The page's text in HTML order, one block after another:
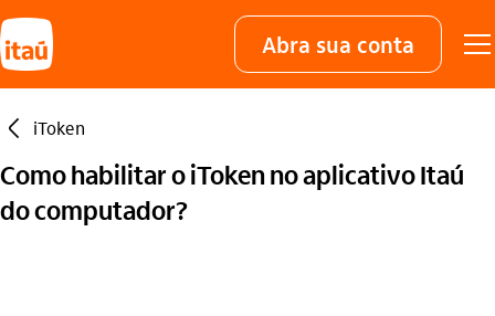
Abra sua conta
seta_esquerda iToken
Como habilitar o iToken no aplicativo Itaú
do computador?